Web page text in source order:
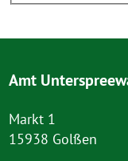
Amt
Markt 1
15938 Golßen